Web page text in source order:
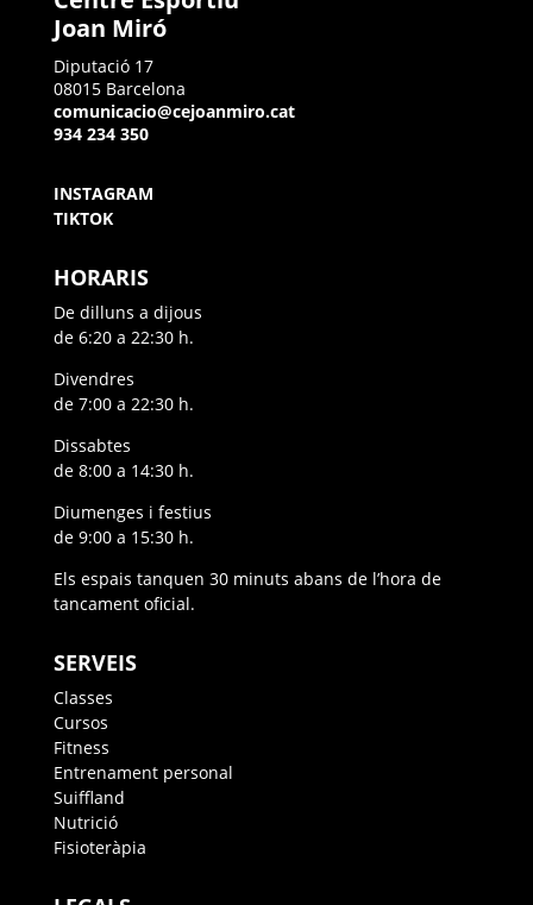
Joan Miró
Diputació 17
08015 Barcelona
comunicacio@cejoanmiro.cat
934 234 350
INSTAGRAM
TIKTOK
HORARIS
De dilluns a dijous
de 6:20 a 22:30 h.
Divendres
de 7:00 a 22:30 h.
Dissabtes
de 8:00 a 14:30 h.
Diumenges i festius
de 9:00 a 15:30 h.
Els espais tanquen 30 minuts abans de l’hora de
tancament oficial.
SERVEIS
Classes
Cursos
Fitness
Entrenament personal
Suiffland
Nutrició
Fisioteràpia